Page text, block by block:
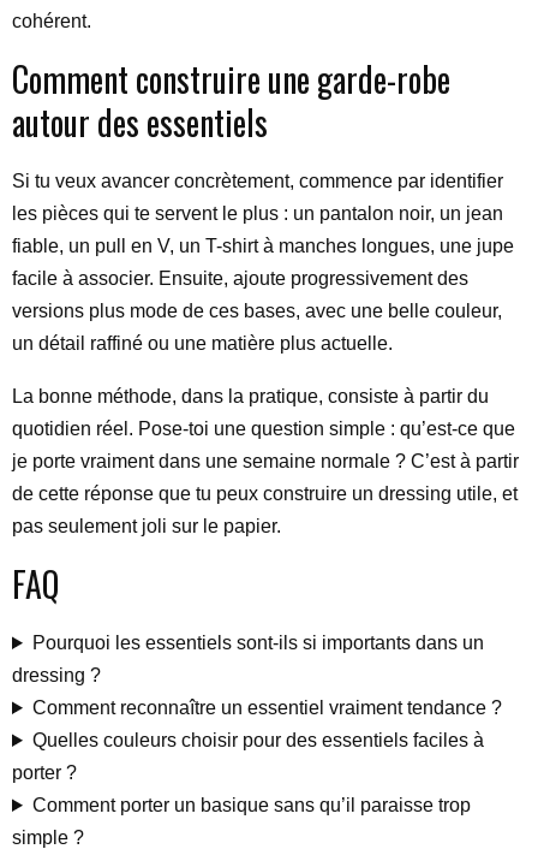
cohérent.
Comment construire une garde-robe
autour des essentiels
Si tu veux avancer concrètement, commence par identifier
les pièces qui te servent le plus : un pantalon noir, un jean
fiable, un pull en V, un T-shirt à manches longues, une jupe
facile à associer. Ensuite, ajoute progressivement des
versions plus mode de ces bases, avec une belle couleur,
un détail raffiné ou une matière plus actuelle.
La bonne méthode, dans la pratique, consiste à partir du
quotidien réel. Pose-toi une question simple : qu’est-ce que
je porte vraiment dans une semaine normale ? C’est à partir
de cette réponse que tu peux construire un dressing utile, et
pas seulement joli sur le papier.
FAQ
Pourquoi les essentiels sont-ils si importants dans un
dressing ?
Comment reconnaître un essentiel vraiment tendance ?
Quelles couleurs choisir pour des essentiels faciles à
porter ?
Comment porter un basique sans qu’il paraisse trop
simple ?